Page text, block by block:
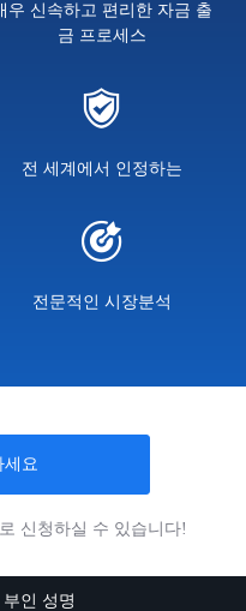
우 신속하고 편리한 자금 출
금 프로세스
전 세계에서 인정하는
전문적인 시장분석
세요
신청하실 수 있습니다!
부인 성명